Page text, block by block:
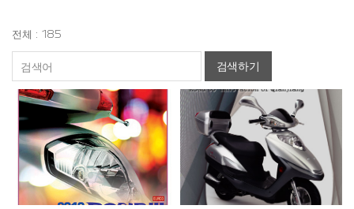
전체 : 185
검색하기